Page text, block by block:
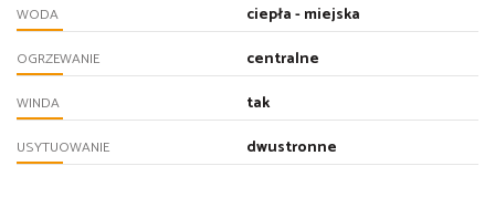
WODA ciepła - miejska
OGRZEWANIE centralne
WINDA tak
USYTUOWANIE dwustronne